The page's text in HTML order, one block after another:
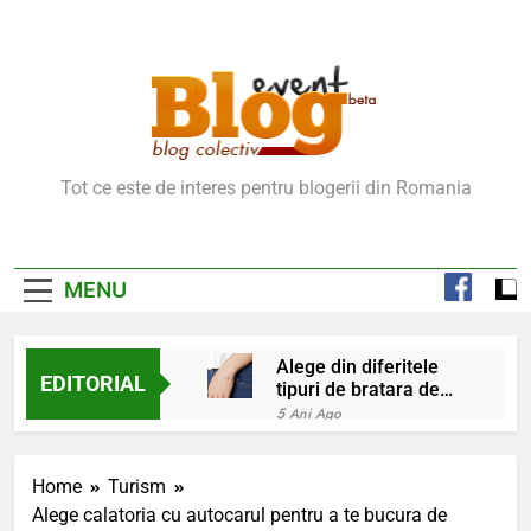
Blog Event – Cu Si
Tot ce este de interes pentru blogerii din Romania
MENU
EDITORIAL
Alege din diferitele
tipuri de bratara de
argint
5 Ani Ago
Home
Turism
Alege calatoria cu autocarul pentru a te bucura de